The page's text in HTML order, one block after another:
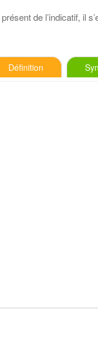
de l’indicatif, il
Définition